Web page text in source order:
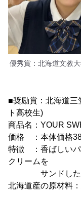
優秀賞：北海道文教
■奨励賞：北海道三
ト高校生)
商品名：YOUR
価格 ：本体価格
特徴 ：香ばしいパ
クリームを
サンドした見た
北海道産の原材料